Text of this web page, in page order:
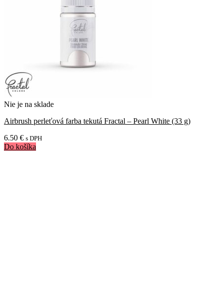
Nie je na sklade
Airbrush perleťová farba tekutá Fractal – Pearl White (33 g)
6.50 € s DPH
Do košíka